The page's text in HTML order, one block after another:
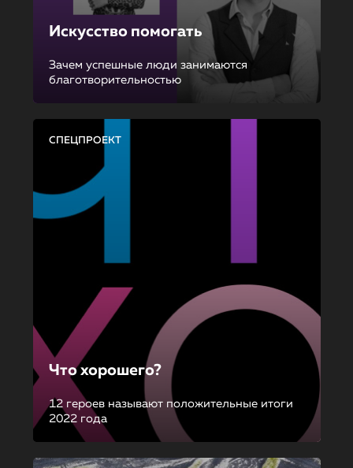
Искусство помогать
Зачем успешные люди занимаются
благотворительностью
СПЕЦПРОЕКТ
Что хорошего?
12 героев называют положительные итоги
2022 года